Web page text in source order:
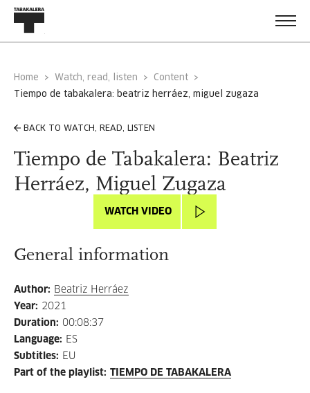
Home Watch, read, listen
Content
tiempo de tabakalera: beatriz herráez, miguel zugaza
BACK TO WATCH, READ, LISTEN
Tiempo de Tabakalera: Beatriz
Herráez, Miguel Zugaza
WATCH VIDEO
General information
Author: Beatriz Herráez
Year: 2021
Duration: 00:08:37
Language: ES
Subtitles: EU
Part of the playlist: TIEMPO DE TABAKALERA